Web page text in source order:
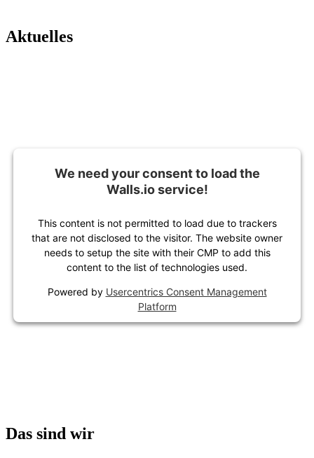
Aktuelles
We need your consent to load the
Walls.io service!
This content is not permitted to load due to trackers
that are not disclosed to the visitor. The website owner
needs to setup the site with their CMP to add this
content to the list of technologies used.
Powered by Usercentrics Consent Management
Platform
Das sind wir